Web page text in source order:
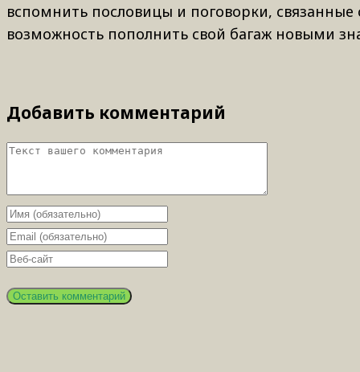
вспомнить пословицы и поговорки,
возможность пополнить свой багаж новыми
Добавить комментарий